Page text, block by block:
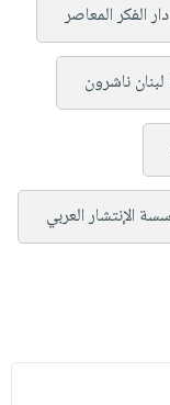
دار الفكر المعاصر
ناشرون
الإنتشار العربي